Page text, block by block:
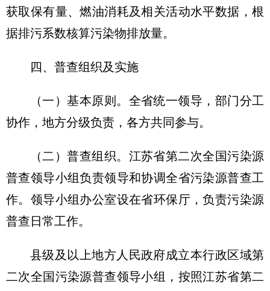
获取保有量、燃油消耗及相关活动水平数据，根
据排污系数核算污染物排放量。
四、普查组织及实施
（一）基本原则。 全省统一领导，部门分工
协作，地方分级负责，各方共同参与。
（二）普查组织。 江苏省第二次全国污染源
普查领导小组负责领导和协调全省污染源普查工
作。领导小组办公室设在省环保厅，负责污染源
普查日常工作。
县级及以上地方人民政府成立本行政区域第
二次全国污染源普查领导小组，按照江苏省第二